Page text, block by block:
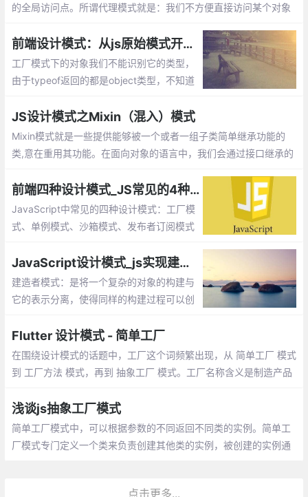
的全局访问点。所谓代理模式就是：我们不方便直接访问某个对象
我们实际上访问的是代理对象。
前端设计模式：从js原始模式开始，去理解Js工厂模式和构造函数模式
工厂模式下的对象我们不能识别它的类型，
由于typeof返回的都是object类型，不知道
创建一个独立的person的对象，会造成代码
臃肿的情况。
JS设计模式之Mixin（混入）模式
Mixin模式就是一些提供能够被一个或者一组子类简单继承功能的
类,意在重用其功能。在面向对象的语言中，我们会通过接口继承的
前端四种设计模式_JS常见的4种模式
JavaScript中常见的四种设计模式：工厂模
式、单例模式、沙箱模式、发布者订阅模式
JavaScript设计模式_js实现建造者模式
建造者模式：是将一个复杂的对象的构建与
它的表示分离，使得同样的构建过程可以创
个类的模式，而建造者模式则是将各种产品
集中起来进行管理，用来创建复合对象
Flutter 设计模式 - 简单工厂
在围绕设计模式的话题中，工厂这个词频繁出现，从 简单工厂 模式
到 工厂方法 模式，再到 抽象工厂 模式。工厂名称含义是制造产品
建型模式
浅谈js抽象工厂模式
简单工厂模式中，可以根据参数的不同返回不同类的实例。简单工
厂模式专门定义一个类来负责创建其他类的实例，被创建的实例通
点击更多...